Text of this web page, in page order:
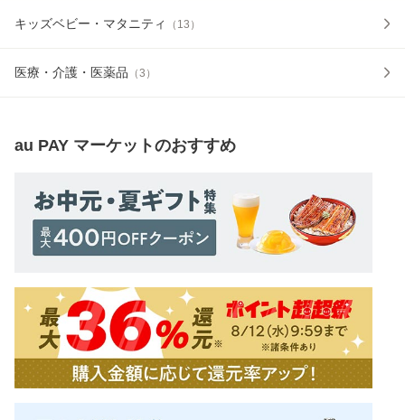
キッズベビー・マタニティ （ 13 ）
医療・介護・医薬品 （3 ）
au PAY マーケットのおすすめ